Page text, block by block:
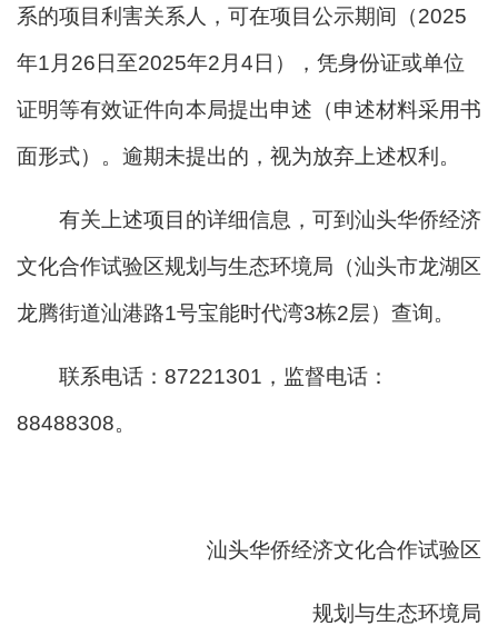
系的项目利害关系人，可在项目公示期间（2025
年1月26日至2025年2月4日），凭身份证或单位
证明等有效证件向本局提出申述（申述材料采用书
面形式）。逾期未提出的，视为放弃上述权利。
有关上述项目的详细信息，可到汕头华侨经济
文化合作试验区规划与生态环境局（汕头市龙湖区
龙腾街道汕港路1号宝能时代湾3栋2层）查询。
联系电话：87221301，监督电话：
88488308。
汕头华侨经济文化合作试验区
规划与生态环境局